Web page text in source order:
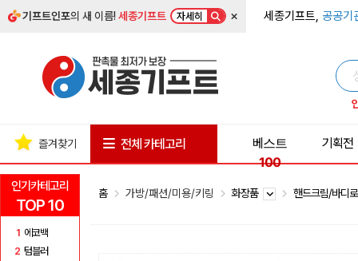
기프트인포의 새 이름!세종기프트 자세히 × 세종기프트, 공공기
인기카테고리
TOP 10
1 에코백
2 텀블러
즐겨찾기 전체 카테고리
베스트
100
기획전
홈 가방/패션/미용/키링 화장품 핸드크림/바디